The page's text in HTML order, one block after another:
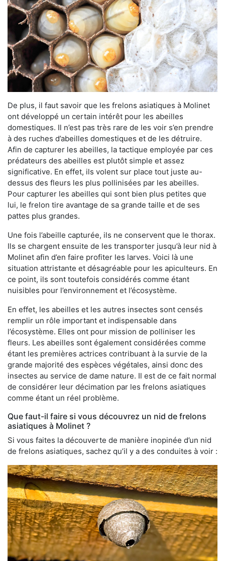
De plus, il faut savoir que les frelons asiatiques à Molinet
ont développé un certain intérêt pour les abeilles
domestiques. Il n’est pas très rare de les voir s’en prendre
à des ruches d’abeilles domestiques et de les détruire.
Afin de capturer les abeilles, la tactique employée par ces
prédateurs des abeilles est plutôt simple et assez
significative. En effet, ils volent sur place tout juste au-
dessus des fleurs les plus pollinisées par les abeilles.
Pour capturer les abeilles qui sont bien plus petites que
lui, le frelon tire avantage de sa grande taille et de ses
pattes plus grandes.
Une fois l’abeille capturée, ils ne conservent que le thorax.
Ils se chargent ensuite de les transporter jusqu’à leur nid à
Molinet afin d’en faire profiter les larves. Voici là une
situation attristante et désagréable pour les apiculteurs. En
ce point, ils sont toutefois considérés comme étant
nuisibles pour l’environnement et l’écosystème.
En effet, les abeilles et les autres insectes sont censés
remplir un rôle important et indispensable dans
l’écosystème. Elles ont pour mission de polliniser les
fleurs. Les abeilles sont également considérées comme
étant les premières actrices contribuant à la survie de la
grande majorité des espèces végétales, ainsi donc des
insectes au service de dame nature. Il est de ce fait normal
de considérer leur décimation par les frelons asiatiques
comme étant un réel problème.
Que faut-il faire si vous découvrez un nid de frelons
asiatiques à Molinet ?
Si vous faites la découverte de manière inopinée d’un nid
de frelons asiatiques, sachez qu’il y a des conduites à voir :